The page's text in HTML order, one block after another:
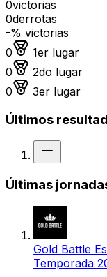
0victorias
0derrotas
-% victorias
0
Medalla de oro
1er lugar
0
Medalla de plata
2do lugar
0
Medalla de
3er lugar
Últimos
Últimas
Gold Battle
Temporada